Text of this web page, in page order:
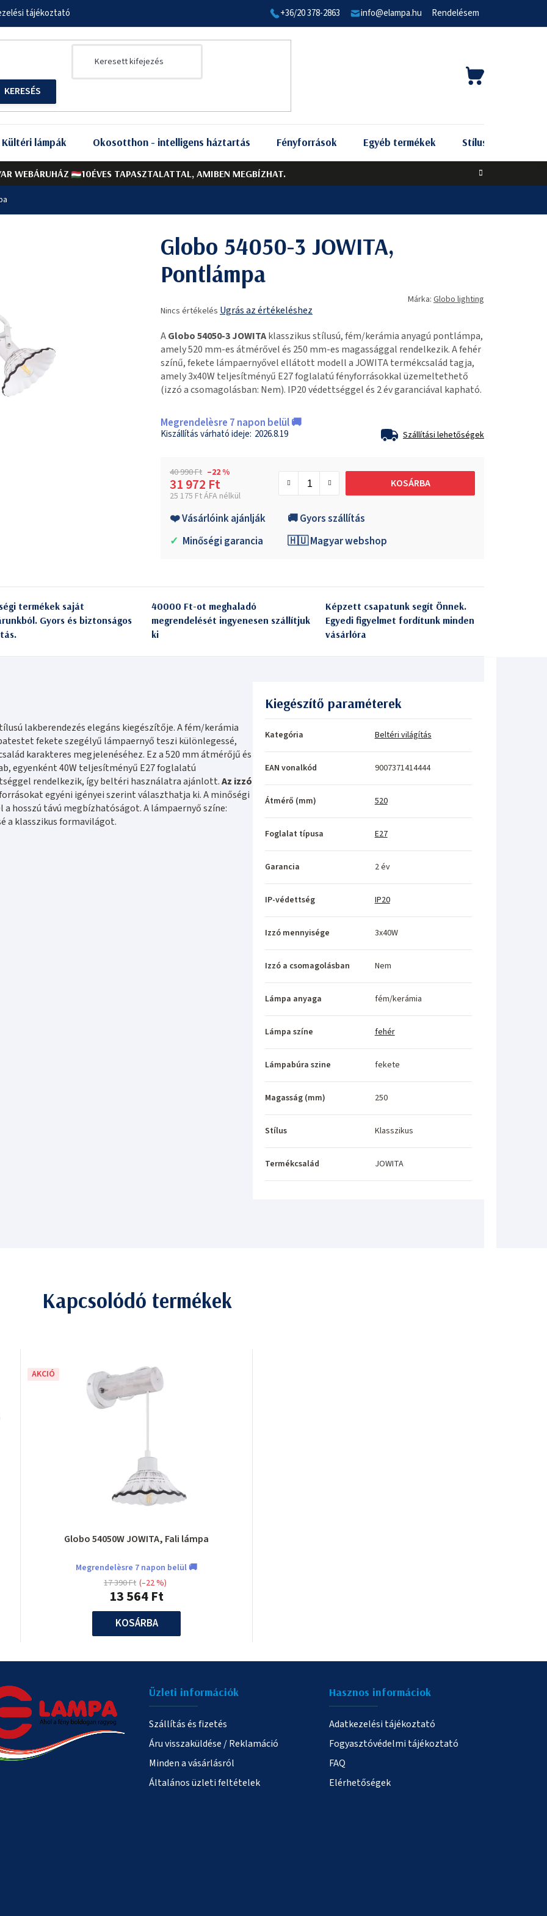
WEBÁRUHÁZ 10ÉVES TAPASZTALATTAL, AMIBEN MEGBÍZHAT.
tájékoztató +36/20 378-2863 info@elampa.hu Rendelésem
KOSÁR
Kültéri lámpák Okosotthon - intelligens háztartás Fényforrások Egyéb termékek Stílus szerint
Globo 54050-3 JOWITA,
Pontlámpa
termék
értékelése
5-
ből
0,0
csillag.
Nincs értékelés Ugrás az értékeléshez
Márka: Globo lighting
AGlobo 54050-3 JOWITAklasszikus stílusú, fém/kerámia anyagú pontlámpa,
amely 520 mm-es átmérővel és 250 mm-es magassággal rendelkezik. A fehér
színű, fekete lámpaernyővel ellátott modell a JOWITA termékcsalád tagja,
amely 3x40W teljesítményű E27 foglalatú fényforrásokkal üzemeltethető
(izzó a csomagolásban: Nem). IP20 védettséggel és 2 év garanciával kapható.
Megrendelèsre 7 napon belül 🚚
2026.8.19 Szállítási lehetőségek
40 990 Ft –22 %
31 972 Ft
25 175 Ft ÁFA nélkül
KOSÁRBA
❤️ Vásárlóink ajánlják
🚚 Gyors szállítás
✓ Minőségi garancia 🇭🇺 Magyar webshop
termékek saját
Gyors és biztonságos
40000 Ft-ot meghaladó
megrendelését ingyenesen szállítjuk
ki
Képzett csapatunk segít Önnek.
Egyedi figyelmet fordítunk minden
vásárlóra
lakberendezés elegáns kiegészítője. A fém/kerámia
fekete szegélyű lámpaernyő teszi különlegessé,
karakteres megjelenéséhez. Ez a 520 mm átmérőjű és
egyenként 40W teljesítményű E27 foglalatú
rendelkezik, így beltéri használatra ajánlott.Az izzó
egyéni igényei szerint választhatja ki. A minőségi
a hosszú távú megbízhatóságot. A lámpaernyő színe:
a klasszikus formavilágot.
Kiegészítő paraméterek
Kategória Beltéri világítás
EAN vonalkód 9007371414444
Átmérő (mm) 520
Foglalat típusa E27
Garancia 2 év
IP-védettség IP20
Izzó mennyisége 3x40W
Izzó a csomagolásban Nem
Lámpa anyaga fém/kerámia
Lámpa színe fehér
Lámpabúra szine fekete
Magasság (mm) 250
Stílus Klasszikus
Termékcsalád JOWITA
Kapcsolódó termékek
AKCIÓ
Globo 54050W JOWITA, Fali lámpa
Megrendelèsre 7 napon belül 🚚
13 564 Ft
17 390 Ft (–22 %)
KOSÁRBA
Üzleti információk
Szállítás és fizetés
Áru visszaküldése / Reklamáció
Minden a vásárlásról
Általános üzleti feltételek
Hasznos informáciok
Adatkezelési tájékoztató
Fogyasztóvédelmi tájékoztató
FAQ
Elérhetőségek